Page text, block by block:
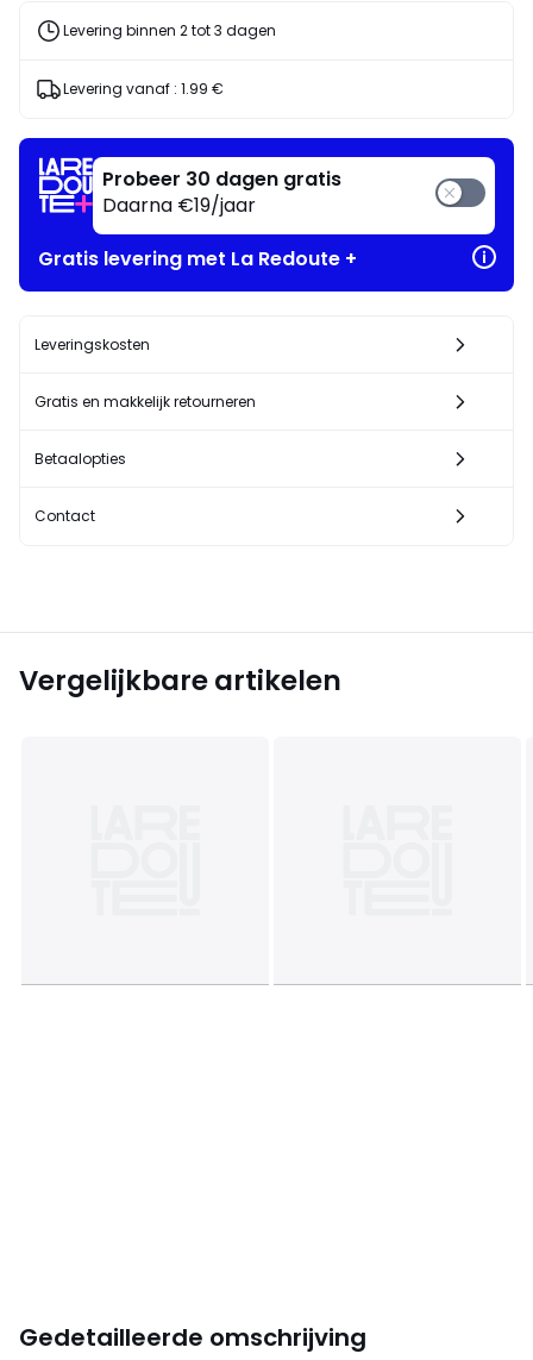
Levering binnen 2 tot 3 dagen
Levering vanaf : 1.99 €
Probeer 30 dagen gratis
Daarna €19/jaar
Gratis levering met La Redoute +
Leveringskosten
Gratis en makkelijk retourneren
Betaalopties
Contact
Vergelijkbare artikelen
Gedetailleerde omschrijving